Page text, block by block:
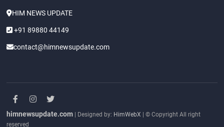
HIM NEWS UPDATE
+91 89880 44149
contact@himnewsupdate.com
facebook
instagram
twitter
himnewsupdate.com | Designed by: HimWebX
| © Copyright All right
reserved